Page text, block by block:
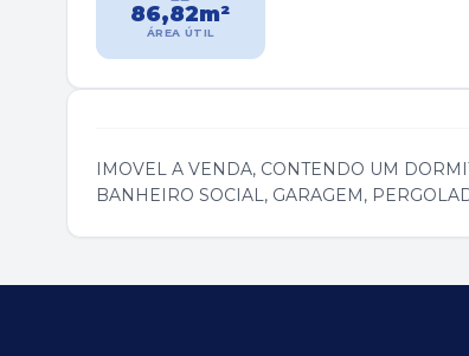
86,82m²
ÁREA ÚTIL
IMOVEL A VENDA, CONTENDO UM
BANHEIRO SOCIAL, GARAGEM,